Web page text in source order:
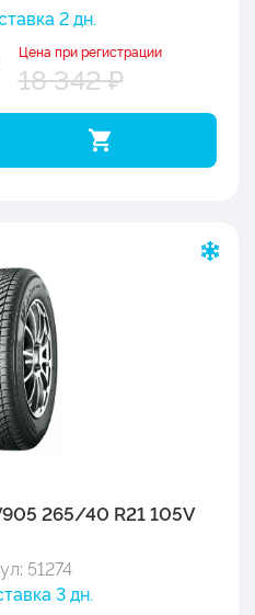
2 дн.
Цена при регистрации
18 342 ₽
265/40 R21 105V
51274
3 дн.